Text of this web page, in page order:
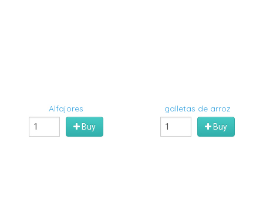
Alfajores
Buy
galletas de arroz
Buy